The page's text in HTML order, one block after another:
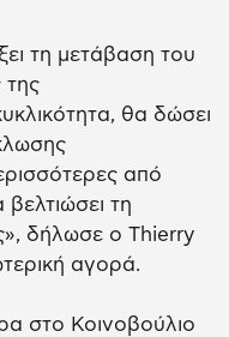
τη μετάβαση του
της
θα δώσει
από
τη
δήλωσε ο Thierry
αγορά.
στο Κοινοβούλιο